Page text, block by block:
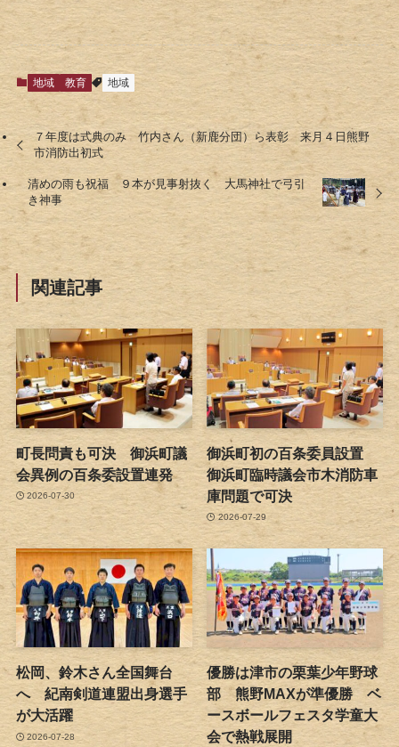
地域 教育 地域
７年度は式典のみ 竹内さん（新鹿分団）ら表彰 来月４日熊野
市消防出初式
清めの雨も祝福 ９本が見事射抜く 大馬神社で弓引
き神事
関連記事
町長問責も可決 御浜町議
会異例の百条委設置連発
2026-07-30
御浜町初の百条委員設置
御浜町臨時議会市木消防車
庫問題で可決
2026-07-29
松岡、鈴木さん全国舞台
へ 紀南剣道連盟出身選手
が大活躍
2026-07-28
優勝は津市の栗葉少年野球
部 熊野MAXが準優勝 ベ
ースボールフェスタ学童大
会で熱戦展開